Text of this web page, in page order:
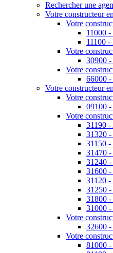
Rechercher une
Votre constructeur
Votre
11000
11100
Votre
30900
Votre
66000
Votre constructeur
Votre
09100
Votre
31190
31320 -
31150
31470
31240
31600
31120
31250
31800
31000
Votre
32600
Votre
81000